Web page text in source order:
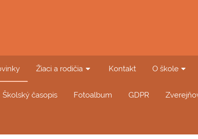
Žiaci a rodičia Kontakt O škole
Školský časopis Fotoalbum GDPR